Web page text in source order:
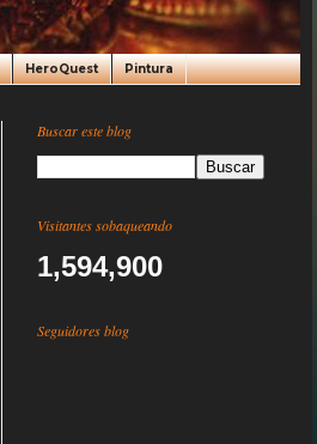
HeroQuest Pintura
Buscar este blog
Visitantes sobaqueando
1,594,900
Seguidores blog